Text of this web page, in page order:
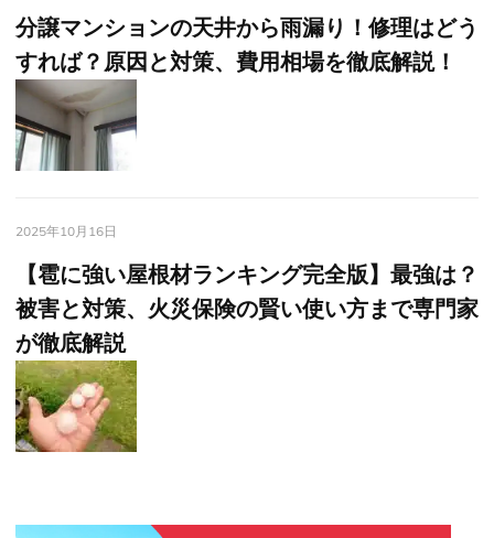
分譲マンションの天井から雨漏り！修理はどう
すれば？原因と対策、費用相場を徹底解説！
2025年10月16日
【雹に強い屋根材ランキング完全版】最強は？
被害と対策、火災保険の賢い使い方まで専門家
が徹底解説